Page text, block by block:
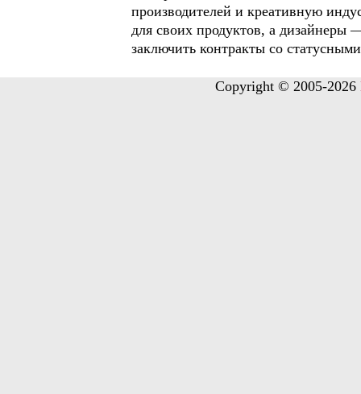
производителей и креативную
для своих продуктов, а дизайнеры
заключить контракты со
Copyright © 2005-2026